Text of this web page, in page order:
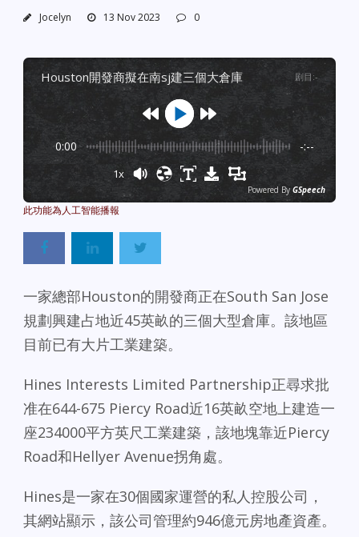
Jocelyn 13 Nov 2023 0
houston開發商擬在南sj建三個大倉庫 剧目 :-
0:00 -:--
1x
Powered By GSpeech
一家總部Houston的開發商正在South San Jose
規劃興建占地近45英畝的三個大型倉庫。該地區
目前已有大片工業建築。
Hines Interests Limited Partnership正尋求批
准在644-675 Piercy Road近16英畝空地上建造一
座234000平方英尺工業建築，該地塊靠近Piercy
Road和Hellyer Avenue拐角處。
Hines是一家在30個國家運營的私人控股公司，
其網站顯示，該公司管理約946億元房地產資產。